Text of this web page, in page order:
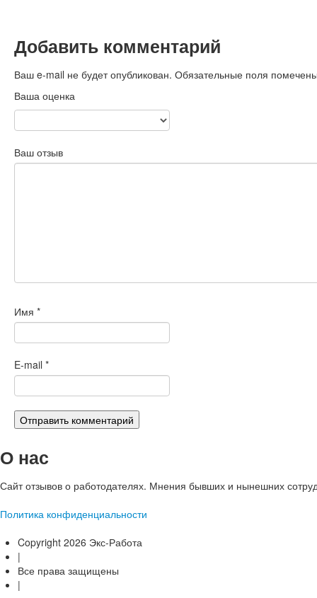
Добавить комментарий
Ваш e-mail не будет опубликован. Обязательные поля
Ваша оценка
Ваш отзыв
Имя *
E-mail *
О нас
Сайт отзывов о работодателях. Мнения бывших и нынешних
Политика конфиденциальности
Copyright 2026 Экс-Работа
|
Все права защищены
|